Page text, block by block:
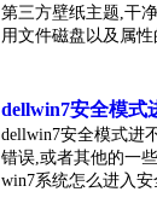
第三方壁纸主题,干
用文件磁盘以及属性
dellwin7安全模式
dellwin7安全模式进
错误,或者其他的一
win7系统怎么进入安